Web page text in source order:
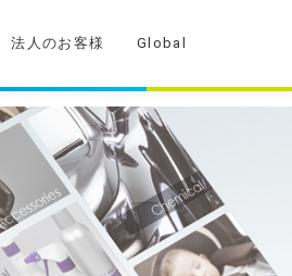
法人のお客様 Global